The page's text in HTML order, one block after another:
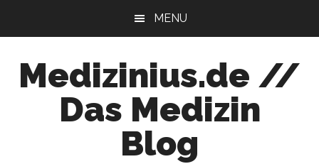
MENU
Medizinius.de //
Das Medizin
Blog